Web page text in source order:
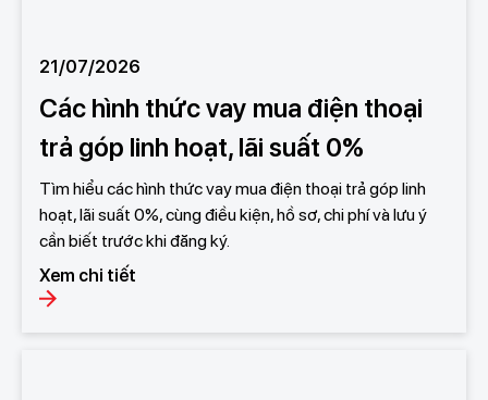
21/07/2026
Các hình thức vay mua điện thoại
trả góp linh hoạt, lãi suất 0%
Tìm hiểu các hình thức vay mua điện thoại trả góp linh
hoạt, lãi suất 0%, cùng điều kiện, hồ sơ, chi phí và lưu ý
cần biết trước khi đăng ký.
Xem chi tiết